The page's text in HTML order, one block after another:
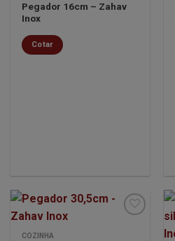
Minha
Pegador 16cm – Zahav
Inox
Cotar
COZINHA